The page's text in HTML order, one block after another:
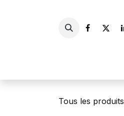
Tous les produits